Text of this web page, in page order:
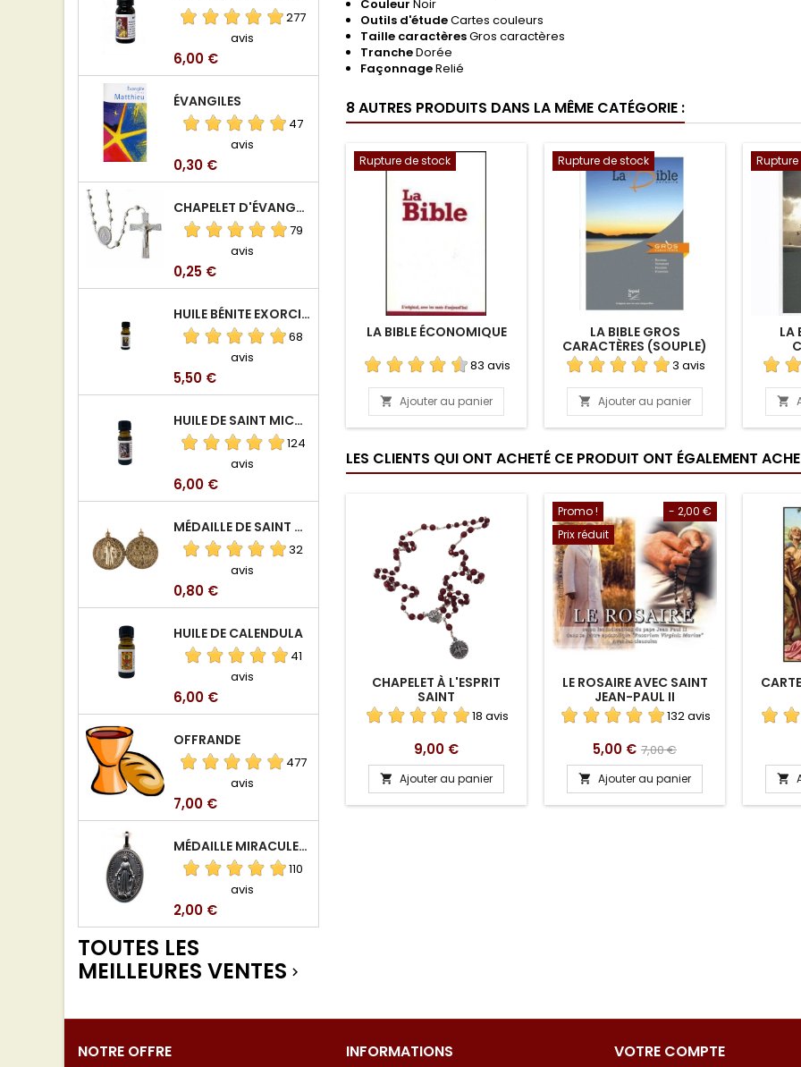
277
avis
Prix
6,00 €
ÉVANGILES
47
avis
Prix
0,30 €
CHAPELET D'ÉVANGÉLISATION
79
avis
Prix
0,25 €
HUILE BÉNITE EXORCISÉE
68
avis
Prix
5,50 €
HUILE DE SAINT MICHEL ARCHANGE
124
avis
Prix
6,00 €
MÉDAILLE DE SAINT BENOIT EN ALUMINIUM
32
avis
Prix
0,80 €
HUILE DE CALENDULA
41
avis
Prix
6,00 €
OFFRANDE
477
avis
Prix
7,00 €
MÉDAILLE MIRACULEUSE DE VIERGE DE LA RUE DU BAC
110
avis
Prix
2,00 €
TOUTES LES
MEILLEURES VENTES 
Couleur Noir
Outils d'étudeCartes couleurs
Taille caractèresGros caractères
TrancheDorée
FaçonnageRelié
8 AUTRES PRODUITS DANS LA MÊME CATÉGORIE :
Rupture de stock
LA BIBLE ÉCONOMIQUE
83 avis
 Ajouter au panier
Rupture de stock
LA BIBLE GROS
CARACTÈRES (SOUPLE)
3 avis
 Ajouter au panier
LA

LES CLIENTS QUI ONT ACHETÉ CE PRODUIT ONT ÉGALEMENT
CHAPELET À L'ESPRIT
SAINT
18 avis
Prix
9,00 €
 Ajouter au panier
- 2,00 €
Promo !
Prix réduit
LE ROSAIRE AVEC SAINT
JEAN-PAUL II
132 avis
Prix
5,00 € Prix
de
base
7,00 €
 Ajouter au panier 
NOTRE OFFRE INFORMATIONS VOTRE COMPTE